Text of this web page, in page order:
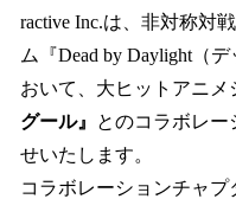
ractive Inc.は、非対称対
ム『Dead by Daylight（
おいて、大ヒットアニメ
グール』
とのコラボレー
せいたします。
コラボレーションチャプ